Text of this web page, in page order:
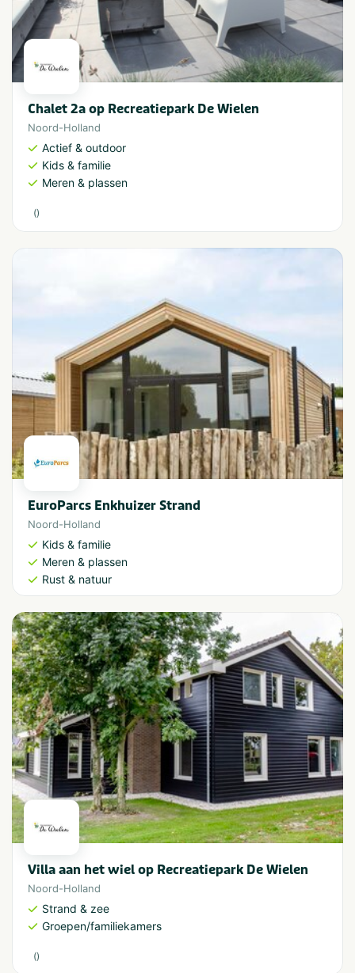
Chalet 2a op Recreatiepark De Wielen
Noord-Holland
Actief & outdoor
Kids & familie
Meren & plassen
()
EuroParcs Enkhuizer Strand
Noord-Holland
Kids & familie
Meren & plassen
Rust & natuur
Villa aan het wiel op Recreatiepark De Wielen
Noord-Holland
Strand & zee
Groepen/familiekamers
()